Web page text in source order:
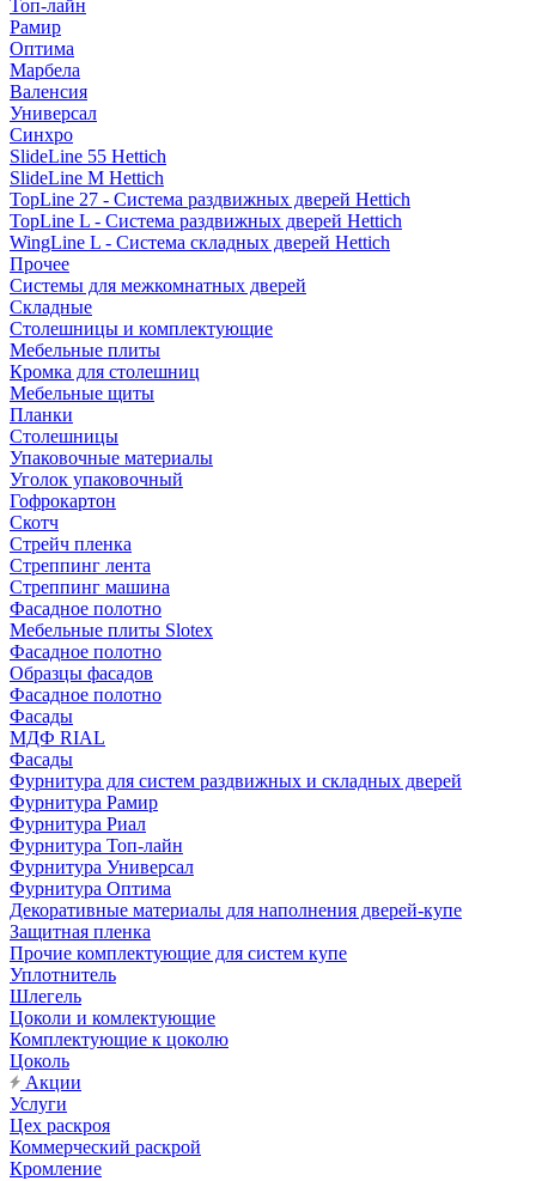
Топ-лайн
Рамир
Оптима
Марбела
Валенсия
Универсал
Синхро
SlideLine 55 Hettich
SlideLine M Hettich
TopLine 27 - Система раздвижных дверей Hettich
TopLine L - Система раздвижных дверей Hettich
WingLine L - Система складных дверей Hettich
Прочее
Системы для межкомнатных дверей
Складные
Столешницы и комплектующие
Мебельные плиты
Кромка для столешниц
Мебельные щиты
Планки
Столешницы
Упаковочные материалы
Уголок упаковочный
Гофрокартон
Скотч
Стрейч пленка
Стреппинг лента
Стреппинг машина
Фасадное полотно
Мебельные плиты Slotex
Фасадное полотно
Образцы фасадов
Фасадное полотно
Фасады
МДФ RIAL
Фасады
Фурнитура для систем раздвижных и складных дверей
Фурнитура Рамир
Фурнитура Риал
Фурнитура Топ-лайн
Фурнитура Универсал
Фурнитура Оптима
Декоративные материалы для наполнения дверей-купе
Защитная пленка
Прочие комплектующие для систем купе
Уплотнитель
Шлегель
Цоколи и комлектующие
Комплектующие к цоколю
Цоколь
Акции
Услуги
Цех раскроя
Коммерческий раскрой
Кромление